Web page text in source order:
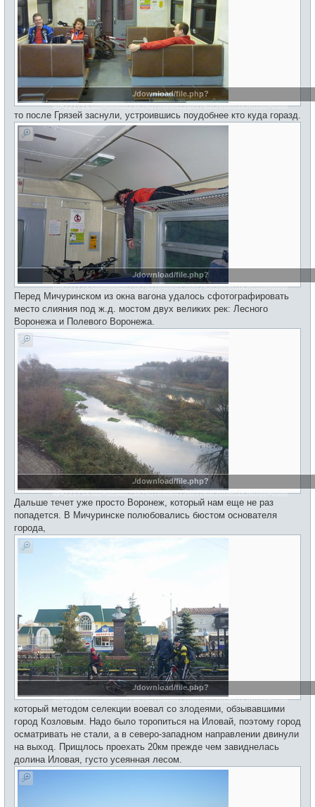
./download/file.php?
id=22171&sid=9594b23e29a7e4ee412dcf75af2b080a&mode=view
то после Грязей заснули, устроившись поудобнее кто куда горазд.
./download/file.php?
id=22172&sid=9594b23e29a7e4ee412dcf75af2b080a&mode=view
Перед Мичуринском из окна вагона удалось сфотографировать
место слияния под ж.д. мостом двух великих рек: Лесного
Воронежа и Полевого Воронежа.
./download/file.php?
id=22173&sid=9594b23e29a7e4ee412dcf75af2b080a&mode=view
Дальше течет уже просто Воронеж, который нам еще не раз
попадется. В Мичуринске полюбовались бюстом основателя
города,
./download/file.php?
id=22174&sid=9594b23e29a7e4ee412dcf75af2b080a&mode=view
который методом селекции воевал со злодеями, обзывавшими
город Козловым. Надо было торопиться на Иловай, поэтому город
осматривать не стали, а в северо-западном направлении двинули
на выход. Прищлось проехать 20км прежде чем завиднелась
долина Иловая, густо усеянная лесом.